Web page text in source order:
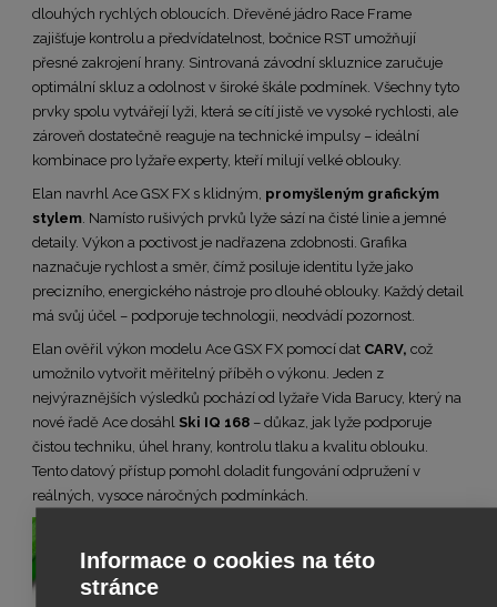
dlouhých rychlých obloucích. Dřevěné jádro Race Frame
zajišťuje kontrolu a předvídatelnost, bočnice RST umožňují
přesné zakrojení hrany. Sintrovaná závodní skluznice zaručuje
optimální skluz a odolnost v široké škále podmínek. Všechny tyto
prvky spolu vytvářejí lyži, která se cítí jistě ve vysoké rychlosti, ale
zároveň dostatečně reaguje na technické impulsy – ideální
kombinace pro lyžaře experty, kteří milují velké oblouky.
Elan navrhl Ace GSX FX s klidným, promyšleným grafickým
stylem. Namísto rušivých prvků lyže sází na čisté linie a jemné
detaily. Výkon a poctivost je nadřazena zdobnosti. Grafika
naznačuje rychlost a směr, čímž posiluje identitu lyže jako
precizního, energického nástroje pro dlouhé oblouky. Každý detail
má svůj účel – podporuje technologii, neodvádí pozornost.
Elan ověřil výkon modelu Ace GSX FX pomocí dat CARV, což
umožnilo vytvořit měřitelný příběh o výkonu. Jeden z
nejvýraznějších výsledků pochází od lyžaře Vida Barucy, který na
nové řadě Ace dosáhl Ski IQ 168 – důkaz, jak lyže podporuje
čistou techniku, úhel hrany, kontrolu tlaku a kvalitu oblouku.
Tento datový přístup pomohl doladit fungování odpružení v
reálných, vysoce náročných podmínkách.
Informace o cookies na této
stránce